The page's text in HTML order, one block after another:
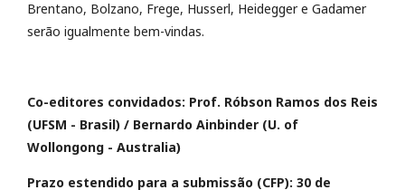
Brentano, Bolzano, Frege, Husserl, Heidegger e Gadamer
serão igualmente bem-vindas.
Co-editores convidados: Prof. Róbson Ramos dos Reis
(UFSM - Brasil) / Bernardo Ainbinder (U. of
Wollongong - Australia)
Prazo estendido para a submissão (CFP): 30 de